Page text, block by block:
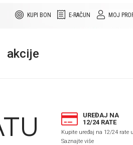
MOJ
E-RAČUN
KUPI BON
akcije
UREĐAJ NA
12/24 RATE
Kupite uređaj na 12/24 rate
Saznajte više